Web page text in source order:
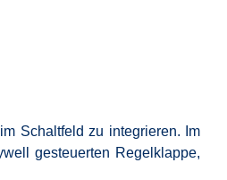
Schaltfeld zu integrieren. Im
gesteuerten Regelklappe,